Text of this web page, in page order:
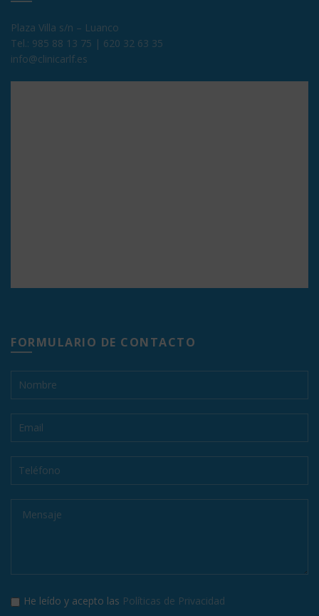
Plaza Villa s/n – Luanco
Tel.: 985 88 13 75 | 620 32 63 35
info@clinicarlf.es
FORMULARIO DE CONTACTO
He leído y acepto las Políticas de Privacidad